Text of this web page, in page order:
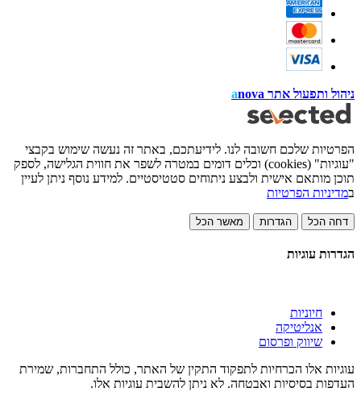
ניהול ותפעול אתר anova
הפרטיות שלכם חשובה לנו. לידיעתכם, באתר זה נעשה שימוש בקבצי
"עוגיות" (cookies) וכלים דומים במטרה לשפר את חווית הגלישה, לספק
תוכן מותאם אישית ולבצע ניתוחים סטטיסטיים. למידע נוסף ניתן לעיין
במדיניות הפרטיות
דחה הכל הגדרות מאשר הכל
הגדרות עוגיות
חיוניות
אנליטיקה
שיווק ופרסום
עוגיות אלו הכרחיות לתפקוד התקין של האתר, כולל התחברות, שמירת
העדפות בסיסיות ואבטחה. לא ניתן להשבית עוגיות אלו.